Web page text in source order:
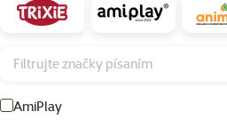
Filtrujte značky písaním
AmiPlay